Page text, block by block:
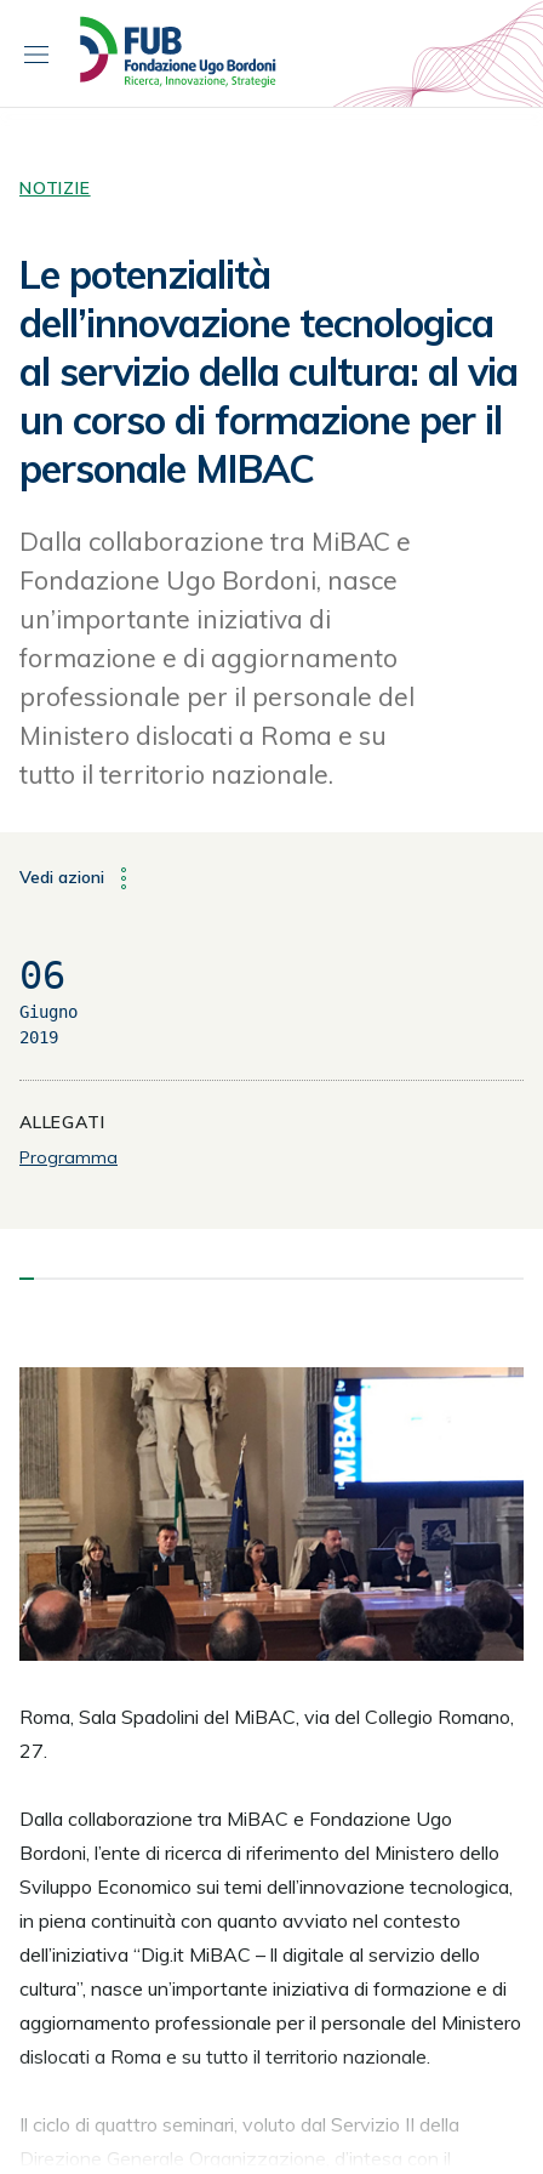
p
NOTIZIE
Le potenzialità
dell’innovazione tecnologica
al servizio della cultura: al via
un corso di formazione per il
personale MIBAC
Dalla collaborazione tra MiBAC e
Fondazione Ugo Bordoni, nasce
un’importante iniziativa di
formazione e di aggiornamento
professionale per il personale del
Ministero dislocati a Roma e su
tutto il territorio nazionale.
Vedi azioni
06
Giugno
2019
ALLEGATI
Programma
Roma, Sala Spadolini del MiBAC, via del Collegio Romano,
27.
Dalla collaborazione tra MiBAC e Fondazione Ugo
Bordoni, l’ente di ricerca di riferimento del Ministero dello
Sviluppo Economico sui temi dell’innovazione tecnologica,
in piena continuità con quanto avviato nel contesto
dell’iniziativa “Dig.it MiBAC – ll digitale al servizio dello
cultura”, nasce un’importante iniziativa di formazione e di
aggiornamento professionale per il personale del Ministero
dislocati a Roma e su tutto il territorio nazionale.
Il ciclo di quattro seminari, voluto dal Servizio II della
Direzione Generale Organizzazione, d’intesa con il